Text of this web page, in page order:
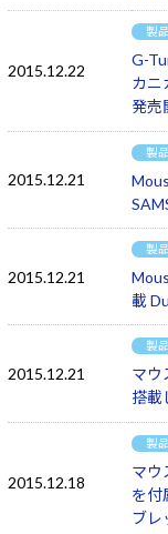
2015.12.22
製品
G-
カニ
発売
2015.12.21
製品
2015.12.21
製品
載
2015.12.21
製品
マウ
搭載
2015.12.18
製品
マウ
を付
ブレ